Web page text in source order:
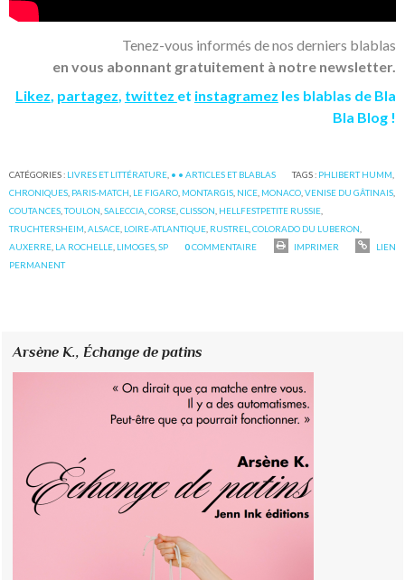
Tenez-vous informés de nos derniers blablas
en vous abonnant gratuitement à notre newsletter.
Likez, partagez, twittez et instagramez les blablas de Bla
Bla Blog !
CATÉGORIES : LIVRES ET LITTÉRATURE • • ARTICLES ET BLABLAS TAGS : PHLIBERT HUMM
CHRONIQUES PARIS-MATCH LE FIGARO MONTARGIS NICE MONACO ,VENISE DU GÂTINAIS
COUTANCES ,TOULON ,SALECCIA ,CORSE ,CLISSON HELLFESTPETITE RUSSIE
TRUCHTERSHEIM ,ALSACE LOIRE-ATLANTIQUE RUSTREL ,COLORADO DU LUBERON
AUXERRE LA ROCHELLE LIMOGES ,SP 0COMMENTAIRE IMPRIMER
LIEN
PERMANENT
Arsène K.,Échange de patins